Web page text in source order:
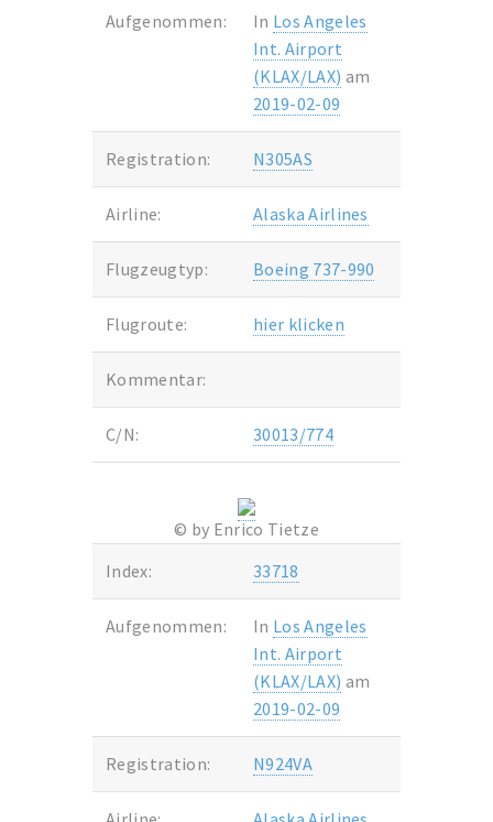
Aufgenommen: In Los Angeles
Int. Airport
(KLAX/LAX) am
2019-02-09
Registration: N305AS
Airline: Alaska Airlines
Flugzeugtyp: Boeing 737-990
Flugroute: hier klicken
Kommentar:
C/N: 30013/774
© by Enrico Tietze
Index:
33718
Aufgenommen: In Los Angeles
Int. Airport
(KLAX/LAX) am
2019-02-09
Registration: N924VA